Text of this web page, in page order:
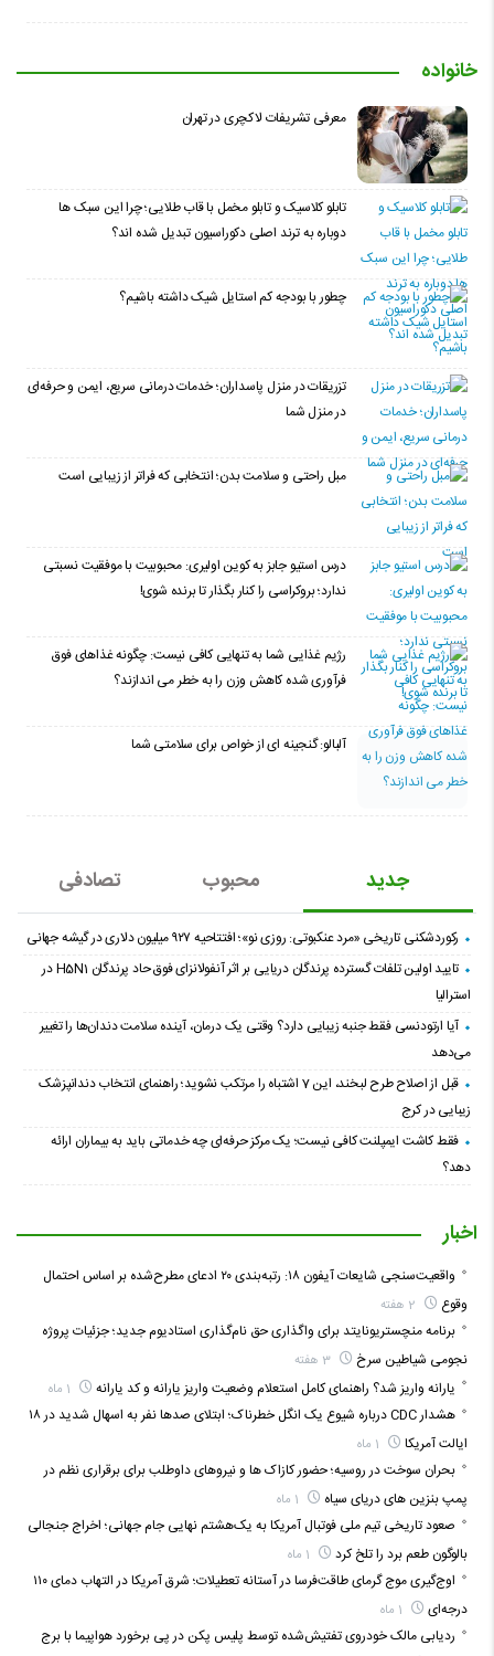
خانواده
معرفی تشریفات لاکچری در تهران
تابلو کلاسیک و تابلو مخمل با قاب طلایی؛ چرا این سبک ها
دوباره به ترند اصلی دکوراسیون تبدیل شده اند؟
چطور با بودجه کم استایل شیک داشته باشیم؟
تزریقات در منزل پاسداران؛ خدمات درمانی سریع، ایمن و حرفه‌ای
در منزل شما
مبل راحتی و سلامت بدن؛ انتخابی که فراتر از زیبایی است
درس استیو جابز به کوین اولیری: محبوبیت با موفقیت نسبتی
ندارد؛ بروکراسی را کنار بگذار تا برنده شوی!
رژیم غذایی شما به تنهایی کافی نیست: چگونه غذاهای فوق
فرآوری شده کاهش وزن را به خطر می اندازند؟
آلبالو: گنجینه ای از خواص برای سلامتی شما
جدید محبوب تصادفی
رکوردشکنی تاریخی «مرد عنکبوتی: روزی نو»؛ افتتاحیه ۹۲۷ میلیون دلاری در گیشه جهانی
تایید اولین تلفات گسترده پرندگان دریایی بر اثر آنفولانزای فوق حاد پرندگان H5N1 در
استرالیا
آیا ارتودنسی فقط جنبه زیبایی دارد؟ وقتی یک درمان، آینده سلامت دندان‌ها را تغییر
می‌دهد
قبل از اصلاح طرح لبخند، این 7 اشتباه را مرتکب نشوید؛ راهنمای انتخاب دندانپزشک
زیبایی در کرج
فقط کاشت ایمپلنت کافی نیست؛ یک مرکز حرفه‌ای چه خدماتی باید به بیماران ارائه
دهد؟
اخبار
واقعیت‌سنجی شایعات آیفون ۱۸: رتبه‌بندی ۲۰ ادعای مطرح‌شده بر اساس احتمال
وقوع
برنامه منچستریونایتد برای واگذاری حق نام‌گذاری استادیوم جدید؛ جزئیات پروژه
نجومی شیاطین سرخ
یارانه واریز شد؟ راهنمای کامل استعلام وضعیت واریز یارانه و کد یارانه
هشدار CDC درباره شیوع یک انگل خطرناک؛ ابتلای صدها نفر به اسهال شدید در ۱۸
ایالت آمریکا
بحران سوخت در روسیه؛ حضور کازاک‌ ها و نیروهای داوطلب برای برقراری نظم در
پمپ بنزین‌ های دریای سیاه
صعود تاریخی تیم ملی فوتبال آمریکا به یک‌هشتم نهایی جام جهانی؛ اخراج جنجالی
بالوگون طعم برد را تلخ کرد
اوج‌گیری موج گرمای طاقت‌فرسا در آستانه تعطیلات؛ شرق آمریکا در التهاب دمای ۱۱۰
درجه‌ای
ردیابی مالک خودروی تفتیش‌شده توسط پلیس پکن در پی برخورد هواپیما با برج